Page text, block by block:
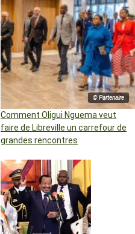
© Partenaire
Comment Oligui Nguema veut
faire de Libreville un carrefour de
grandes rencontres